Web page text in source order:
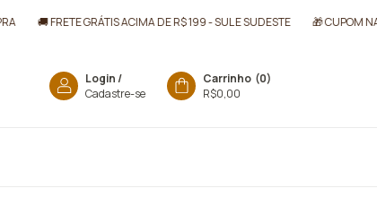
🚚 FRETE GRÁTIS ACIMA DE R$ 199 - SUL E SUDESTE 🎁 CUPOM NA
Login/
Cadastre-se
Carrinho (0)
R$0,00